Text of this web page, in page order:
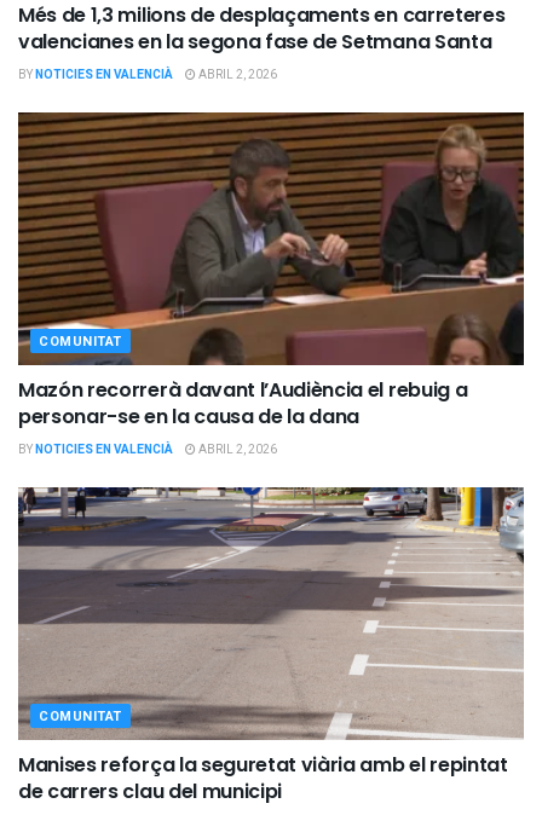
Més de 1,3 milions de desplaçaments en carreteres
valencianes en la segona fase de Setmana Santa
BYNOTICIES EN VALENCIÀ ABRIL 2, 2026
COMUNITAT
Mazón recorrerà davant l’Audiència el rebuig a
personar-se en la causa de la dana
BYNOTICIES EN VALENCIÀ ABRIL 2, 2026
COMUNITAT
Manises reforça la seguretat viària amb el repintat
de carrers clau del municipi